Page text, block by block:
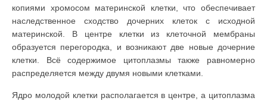
копиями хромосом материн­ской клетки, что обеспечивает
наследственное сходство дочерних клеток с исходной
материнской. В центре клетки из клеточной мембраны
образу­ется перегородка, и возникают две новые дочерние
клетки. Всё содержимое цитоплазмы также равномерно
распределяется между двумя новыми клет­ками.
Ядро молодой клетки располагается в центре, а цитоплазма